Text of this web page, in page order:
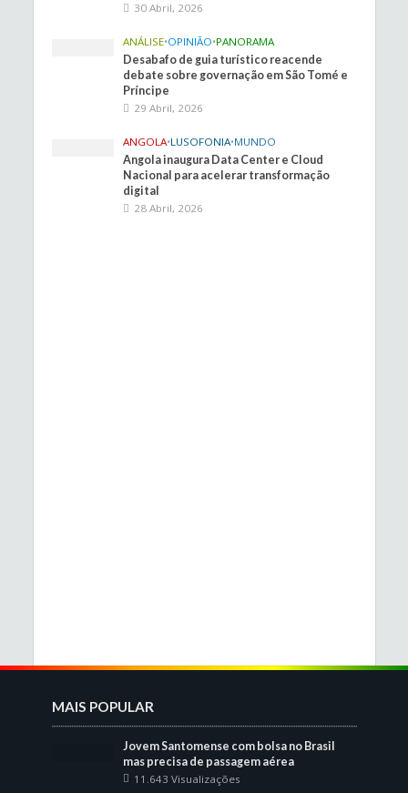
30 Abril, 2026
ANÁLISE•OPINIÃO•PANORAMA
Desabafo de guia turístico reacende
debate sobre governação em São Tomé e
Príncipe
29 Abril, 2026
ANGOLA•LUSOFONIA•MUNDO
Angola inaugura Data Center e Cloud
Nacional para acelerar transformação
digital
28 Abril, 2026
MAIS POPULAR
Jovem Santomense com bolsa no Brasil
mas precisa de passagem aérea
11.643 Visualizações